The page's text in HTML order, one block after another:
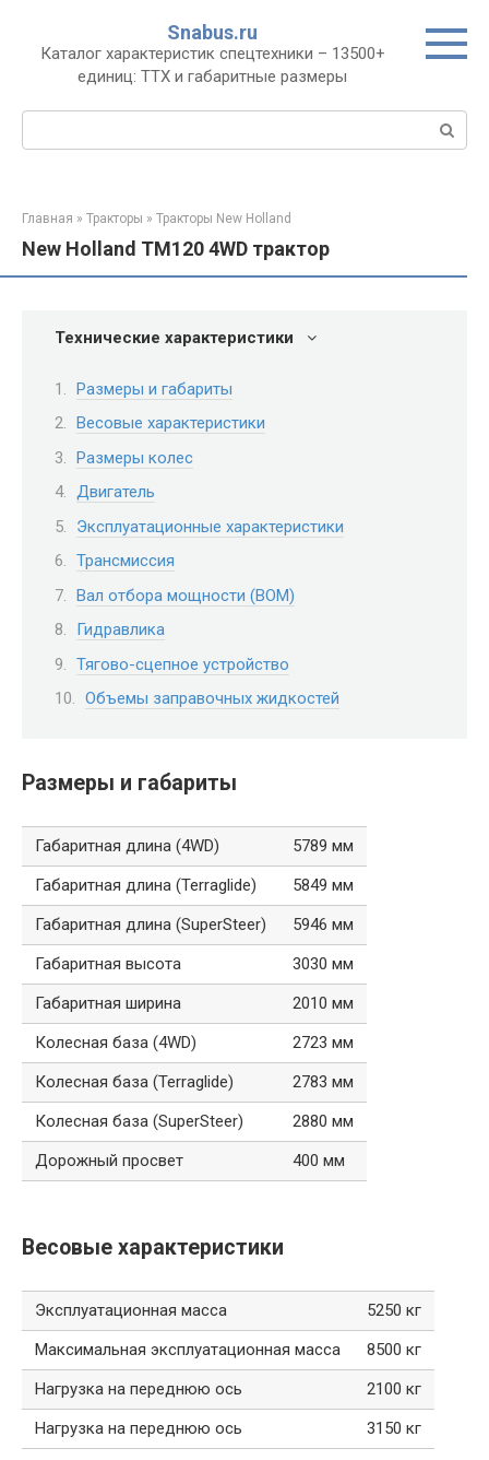
контенту
Snabus.ru
Каталог характеристик спецтехники – 13500+
единиц: ТТХ и габаритные размеры
Главная » Тракторы » Тракторы New Holland
New Holland TM120 4WD трактор
Технические характеристики
Размеры и габариты
Весовые характеристики
Размеры колес
Двигатель
Эксплуатационные характеристики
Трансмиссия
Вал отбора мощности (ВОМ)
Гидравлика
Тягово-сцепное устройство
Объемы заправочных жидкостей
Размеры и габариты
Габаритная длина (4WD)
5789 мм
Габаритная длина (Terraglide)
5849 мм
Габаритная длина (SuperSteer)
5946 мм
Габаритная высота
3030 мм
Габаритная ширина
2010 мм
Колесная база (4WD)
2723 мм
Колесная база (Terraglide)
2783 мм
Колесная база (SuperSteer)
2880 мм
Дорожный просвет
400 мм
Весовые характеристики
Эксплуатационная масса
5250 кг
Максимальная эксплуатационная масса
8500 кг
Нагрузка на переднюю ось
2100 кг
Нагрузка на переднюю ось
3150 кг